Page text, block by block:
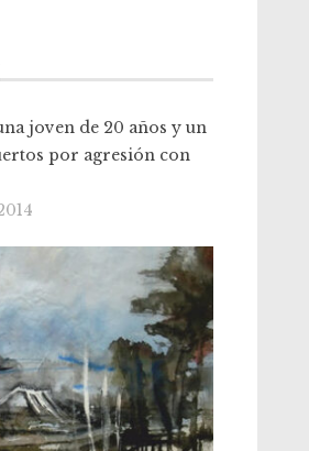
joven de 20 años y un
por agresión con